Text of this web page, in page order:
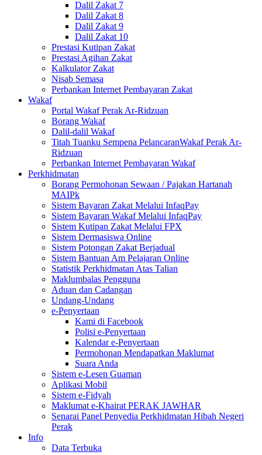
Dalil Zakat 7
Dalil Zakat 8
Dalil Zakat 9
Dalil Zakat 10
Prestasi Kutipan Zakat
Prestasi Agihan Zakat
Kalkulator Zakat
Nisab Semasa
Perbankan Internet Pembayaran Zakat
Wakaf
Portal Wakaf Perak Ar-Ridzuan
Borang Wakaf
Dalil-dalil Wakaf
Titah Tuanku Sempena PelancaranWakaf Perak Ar-
Ridzuan
Perbankan Internet Pembayaran Wakaf
Perkhidmatan
Borang Permohonan Sewaan / Pajakan Hartanah
MAIPk
Sistem Bayaran Zakat Melalui InfaqPay
Sistem Bayaran Wakaf Melalui InfaqPay
Sistem Kutipan Zakat Melalui FPX
Sistem Dermasiswa Online
Sistem Potongan Zakat Berjadual
Sistem Bantuan Am Pelajaran Online
Statistik Perkhidmatan Atas Talian
Maklumbalas Pengguna
Aduan dan Cadangan
Undang-Undang
e-Penyertaan
Kami di Facebook
Polisi e-Penyertaan
Kalendar e-Penyertaan
Permohonan Mendapatkan Maklumat
Suara Anda
Sistem e-Lesen Guaman
Aplikasi Mobil
Sistem e-Fidyah
Maklumat e-Khairat PERAK JAWHAR
Senarai Panel Penyedia Perkhidmatan Hibah Negeri
Perak
Info
Data Terbuka